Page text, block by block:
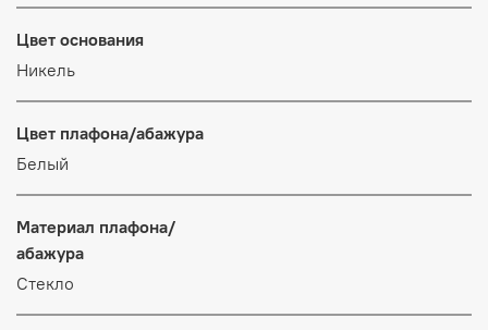
Цвет основания
Никель
Цвет плафона/абажура
Белый
Материал плафона/
абажура
Стекло